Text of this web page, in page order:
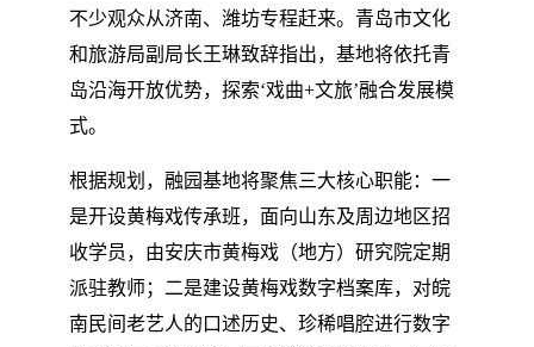
不少观众从济南、潍坊专程赶来。青岛市文化
和旅游局副局长王琳致辞指出，基地将依托青
岛沿海开放优势，探索‘戏曲+文旅’融合发展模
式。
根据规划，融园基地将聚焦三大核心职能：一
是开设黄梅戏传承班，面向山东及周边地区招
收学员，由安庆市黄梅戏（地方）研究院定期
派驻教师；二是建设黄梅戏数字档案库，对皖
南民间老艺人的口述历史、珍稀唱腔进行数字